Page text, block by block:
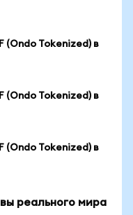
(Ondo Tokenized) в
(Ondo Tokenized) в
(Ondo Tokenized) в
реального мира